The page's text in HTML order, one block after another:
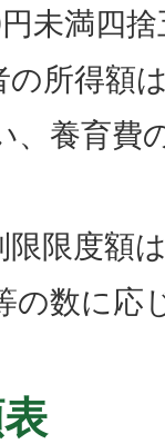
未満四
の所得額
、養育費
限限度額
の数に応